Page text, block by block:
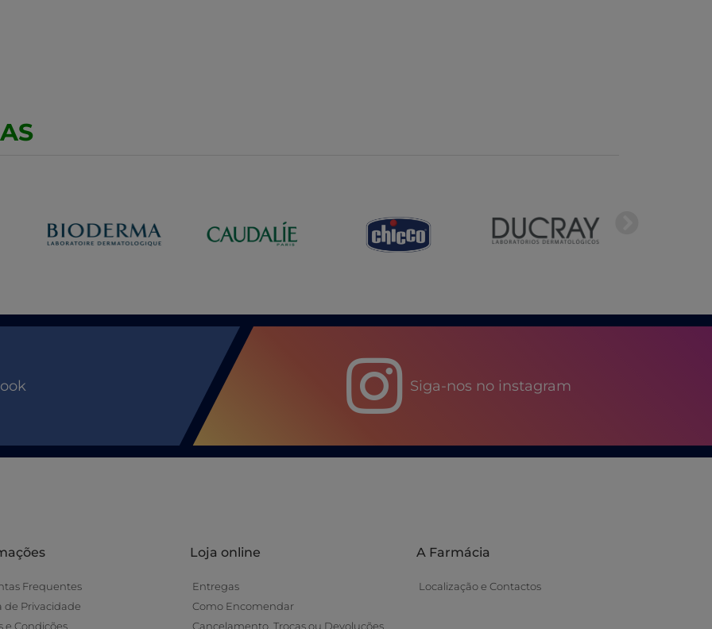
Siga-nos no instagram
Frequentes
de Privacidade
e Condições
Loja online
Entregas
Como Encomendar
Cancelamento, Trocas ou Devoluções
A Farmácia
Localização e Contactos